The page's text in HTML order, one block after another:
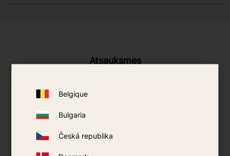
Belgique
Bulgaria
Česká republika
Atsauksmes
Jūs
Noklikšķiniet uz zvaigznītes, lai atstātu vērtējumu